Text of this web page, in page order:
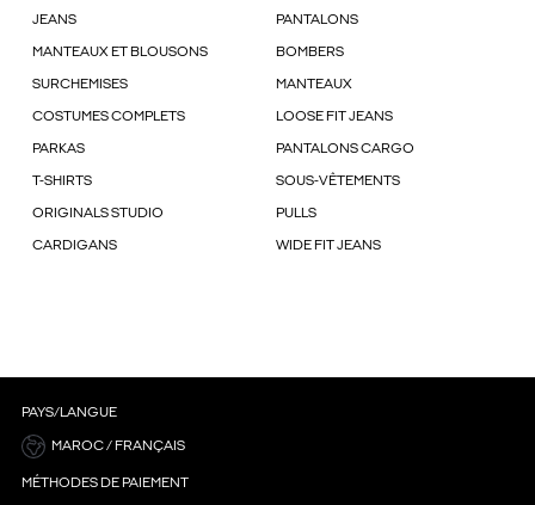
JEANS PANTALONS
MANTEAUX ET BLOUSONS BOMBERS
SURCHEMISES MANTEAUX
COSTUMES COMPLETS LOOSE FIT JEANS
PARKAS PANTALONS CARGO
T-SHIRTS SOUS-VÊTEMENTS
ORIGINALS STUDIO PULLS
CARDIGANS WIDE FIT JEANS
PAYS/LANGUE
MAROC / FRANÇAIS
MÉTHODES DE PAIEMENT